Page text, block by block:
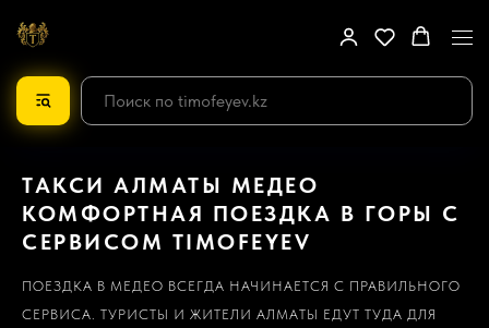
ТАКСИ АЛМАТЫ МЕДЕО
КОМФОРТНАЯ ПОЕЗДКА В ГОРЫ С
СЕРВИСОМ TIMOFEYEV
ПОЕЗДКА В МЕДЕО ВСЕГДА НАЧИНАЕТСЯ С ПРАВИЛЬНОГО
СЕРВИСА. ТУРИСТЫ И ЖИТЕЛИ АЛМАТЫ ЕДУТ ТУДА ДЛЯ